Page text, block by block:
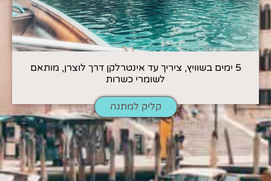
5 ימים בשוויץ, ציריך עד אינטרלקן דרך לוצרן, מותאם
לשומרי כשרות
קליק למתנה